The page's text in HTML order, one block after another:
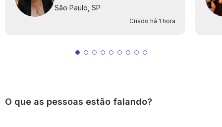
Casal
São Paulo, SP
Criado há 1 hora
O que as pessoas estão falando?